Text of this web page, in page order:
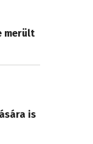
merült
is